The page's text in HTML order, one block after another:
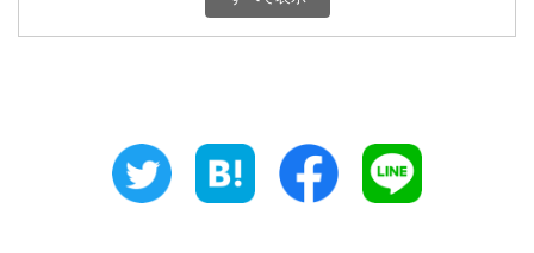
800円 三重県